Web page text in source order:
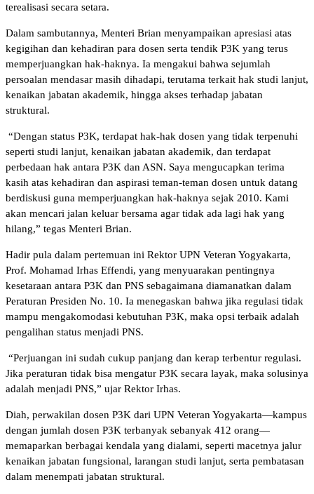
terealisasi secara setara.
Dalam sambutannya, Menteri Brian menyampaikan apresiasi atas
kegigihan dan kehadiran para dosen serta tendik P3K yang terus
memperjuangkan hak-haknya. Ia mengakui bahwa sejumlah
persoalan mendasar masih dihadapi, terutama terkait hak studi lanjut,
kenaikan jabatan akademik, hingga akses terhadap jabatan
struktural.
“Dengan status P3K, terdapat hak-hak dosen yang tidak terpenuhi
seperti studi lanjut, kenaikan jabatan akademik, dan terdapat
perbedaan hak antara P3K dan ASN. Saya mengucapkan terima
kasih atas kehadiran dan aspirasi teman-teman dosen untuk datang
berdiskusi guna memperjuangkan hak-haknya sejak 2010. Kami
akan mencari jalan keluar bersama agar tidak ada lagi hak yang
hilang,” tegas Menteri Brian.
Hadir pula dalam pertemuan ini Rektor UPN Veteran Yogyakarta,
Prof. Mohamad Irhas Effendi, yang menyuarakan pentingnya
kesetaraan antara P3K dan PNS sebagaimana diamanatkan dalam
Peraturan Presiden No. 10. Ia menegaskan bahwa jika regulasi tidak
mampu mengakomodasi kebutuhan P3K, maka opsi terbaik adalah
pengalihan status menjadi PNS.
“Perjuangan ini sudah cukup panjang dan kerap terbentur regulasi.
Jika peraturan tidak bisa mengatur P3K secara layak, maka solusinya
adalah menjadi PNS,” ujar Rektor Irhas.
Diah, perwakilan dosen P3K dari UPN Veteran Yogyakarta—kampus
dengan jumlah dosen P3K terbanyak sebanyak 412 orang—
memaparkan berbagai kendala yang dialami, seperti macetnya jalur
kenaikan jabatan fungsional, larangan studi lanjut, serta pembatasan
dalam menempati jabatan struktural.